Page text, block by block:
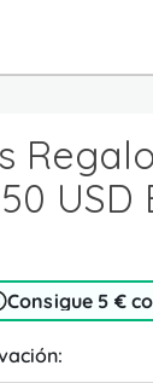
USD
Consigue 5 €